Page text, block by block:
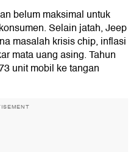
belum maksimal untuk
Selain jatah, Jeep
masalah krisis chip, inflasi
mata uang asing. Tahun
unit mobil ke tangan